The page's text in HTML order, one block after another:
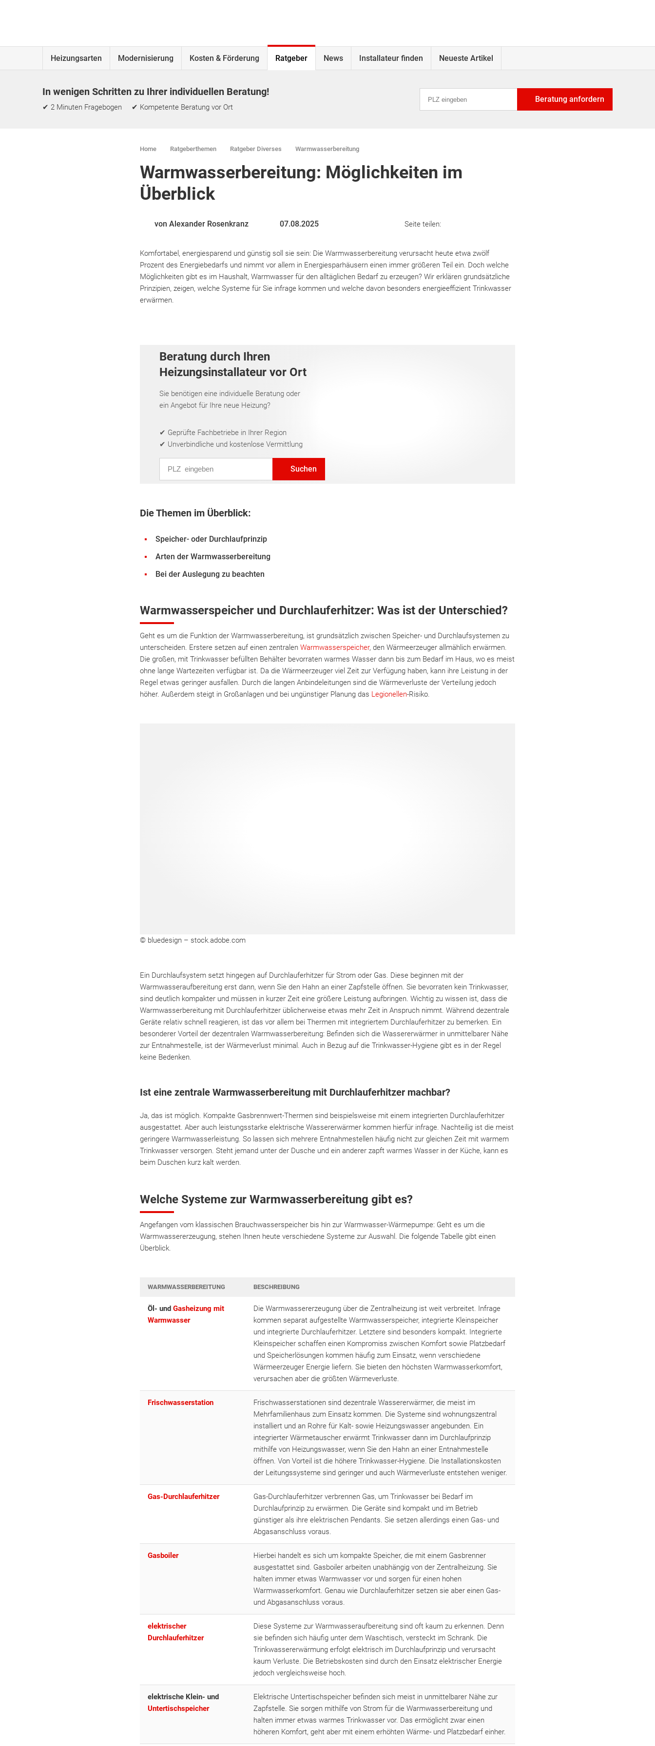
Heizungsarten Modernisierung Kosten & Förderung Ratgeber News Installateur finden Neueste Artikel
In wenigen Schritten zu Ihrer individuellen Beratung!
✔ 2 Minuten Fragebogen ✔ Kompetente Beratung vor Ort
Beratung anfordern
Home Ratgeberthemen Ratgeber Diverses Warmwasserbereitung
Warmwasserbereitung: Möglichkeiten im
Überblick
von Alexander Rosenkranz 07.08.2025 Seite teilen:
Komfortabel, energiesparend und günstig soll sie sein: Die Warmwasserbereitung verursacht heute etwa zwölf
Prozent des Energiebedarfs und nimmt vor allem in Energiesparhäusern einen immer größeren Teil ein. Doch welche
Möglichkeiten gibt es im Haushalt, Warmwasser für den alltäglichen Bedarf zu erzeugen? Wir erklären grundsätzliche
Prinzipien, zeigen, welche Systeme für Sie infrage kommen und welche davon besonders energieeffizient Trinkwasser
erwärmen.
Beratung durch Ihren
Heizungsinstallateur vor Ort
Sie benötigen eine individuelle Beratung oder
ein Angebot für Ihre neue Heizung?
✔ Geprüfte Fachbetriebe in Ihrer Region
✔ Unverbindliche und kostenlose Vermittlung
Suchen
Die Themen im Überblick:
Speicher- oder Durchlaufprinzip
Arten der Warmwasserbereitung
Bei der Auslegung zu beachten
Warmwasserspeicher und Durchlauferhitzer: Was ist der Unterschied?
Geht es um die Funktion der Warmwasserbereitung, ist grundsätzlich zwischen Speicher- und Durchlaufsystemen zu
unterscheiden. Erstere setzen auf einen zentralen Warmwasserspeicher, den Wärmeerzeuger allmählich erwärmen.
Die großen, mit Trinkwasser befüllten Behälter bevorraten warmes Wasser dann bis zum Bedarf im Haus, wo es meist
ohne lange Wartezeiten verfügbar ist. Da die Wärmeerzeuger viel Zeit zur Verfügung haben, kann ihre Leistung in der
Regel etwas geringer ausfallen. Durch die langen Anbindeleitungen sind die Wärmeverluste der Verteilung jedoch
höher. Außerdem steigt in Großanlagen und bei ungünstiger Planung das Legionellen-Risiko.
© bluedesign – stock.adobe.com
Ein Durchlaufsystem setzt hingegen auf Durchlauferhitzer für Strom oder Gas. Diese beginnen mit der
Warmwasseraufbereitung erst dann, wenn Sie den Hahn an einer Zapfstelle öffnen. Sie bevorraten kein Trinkwasser,
sind deutlich kompakter und müssen in kurzer Zeit eine größere Leistung aufbringen. Wichtig zu wissen ist, dass die
Warmwasserbereitung mit Durchlauferhitzer üblicherweise etwas mehr Zeit in Anspruch nimmt. Während dezentrale
Geräte relativ schnell reagieren, ist das vor allem bei Thermen mit integriertem Durchlauferhitzer zu bemerken. Ein
besonderer Vorteil der dezentralen Warmwasserbereitung: Befinden sich die Wassererwärmer in unmittelbarer Nähe
zur Entnahmestelle, ist der Wärmeverlust minimal. Auch in Bezug auf die Trinkwasser-Hygiene gibt es in der Regel
keine Bedenken.
Ist eine zentrale Warmwasserbereitung mit Durchlauferhitzer machbar?
Ja, das ist möglich. Kompakte Gasbrennwert-Thermen sind beispielsweise mit einem integrierten Durchlauferhitzer
ausgestattet. Aber auch leistungsstarke elektrische Wassererwärmer kommen hierfür infrage. Nachteilig ist die meist
geringere Warmwasserleistung. So lassen sich mehrere Entnahmestellen häufig nicht zur gleichen Zeit mit warmem
Trinkwasser versorgen. Steht jemand unter der Dusche und ein anderer zapft warmes Wasser in der Küche, kann es
beim Duschen kurz kalt werden.
Welche Systeme zur Warmwasserbereitung gibt es?
Angefangen vom klassischen Brauchwasserspeicher bis hin zur Warmwasser-Wärmepumpe: Geht es um die
Warmwassererzeugung, stehen Ihnen heute verschiedene Systeme zur Auswahl. Die folgende Tabelle gibt einen
Überblick.
WARMWASSERBEREITUNG BESCHREIBUNG
Öl- und Gasheizung mit
Warmwasser
Die Warmwassererzeugung über die Zentralheizung ist weit verbreitet. Infrage
kommen separat aufgestellte Warmwasserspeicher, integrierte Kleinspeicher
und integrierte Durchlauferhitzer. Letztere sind besonders kompakt. Integrierte
Kleinspeicher schaffen einen Kompromiss zwischen Komfort sowie Platzbedarf
und Speicherlösungen kommen häufig zum Einsatz, wenn verschiedene
Wärmeerzeuger Energie liefern. Sie bieten den höchsten Warmwasserkomfort,
verursachen aber die größten Wärmeverluste.
Frischwasserstation
Frischwasserstationen sind dezentrale Wassererwärmer, die meist im
Mehrfamilienhaus zum Einsatz kommen. Die Systeme sind wohnungszentral
installiert und an Rohre für Kalt- sowie Heizungswasser angebunden. Ein
integrierter Wärmetauscher erwärmt Trinkwasser dann im Durchlaufprinzip
mithilfe von Heizungswasser, wenn Sie den Hahn an einer Entnahmestelle
öffnen. Von Vorteil ist die höhere Trinkwasser-Hygiene. Die Installationskosten
der Leitungssysteme sind geringer und auch Wärmeverluste entstehen weniger.
Gas-Durchlauferhitzer
Gas-Durchlauferhitzer verbrennen Gas, um Trinkwasser bei Bedarf im
Durchlaufprinzip zu erwärmen. Die Geräte sind kompakt und im Betrieb
günstiger als ihre elektrischen Pendants. Sie setzen allerdings einen Gas- und
Abgasanschluss voraus.
Gasboiler
Hierbei handelt es sich um kompakte Speicher, die mit einem Gasbrenner
ausgestattet sind. Gasboiler arbeiten unabhängig von der Zentralheizung. Sie
halten immer etwas Warmwasser vor und sorgen für einen hohen
Warmwasserkomfort. Genau wie Durchlauferhitzer setzen sie aber einen Gas-
und Abgasanschluss voraus.
elektrischer
Durchlauferhitzer
Diese Systeme zur Warmwasseraufbereitung sind oft kaum zu erkennen. Denn
sie befinden sich häufig unter dem Waschtisch, versteckt im Schrank. Die
Trinkwassererwärmung erfolgt elektrisch im Durchlaufprinzip und verursacht
kaum Verluste. Die Betriebskosten sind durch den Einsatz elektrischer Energie
jedoch vergleichsweise hoch.
elektrische Klein- und
Untertischspeicher
Elektrische Untertischspeicher befinden sich meist in unmittelbarer Nähe zur
Zapfstelle. Sie sorgen mithilfe von Strom für die Warmwasserbereitung und
halten immer etwas warmes Trinkwasser vor. Das ermöglicht zwar einen
höheren Komfort, geht aber mit einem erhöhten Wärme- und Platzbedarf einher.